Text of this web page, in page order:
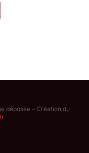
déposée – Création du